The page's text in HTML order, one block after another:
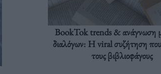
BookTok trends & ανάγνωση
διαλόγων: Η viral συζήτηση που
τους βιβλιοφάγους